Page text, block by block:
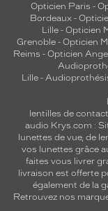
Opticien Paris -
Bordeaux-
Lille - Opticien
Grenoble - Opticien
Reims - Opticien
Lille-
lentilles de contact
audio Krys.com :
lunettes de vue, de
vos lunettes grâce
faites vous livrer
livraison est offerte
également de la
Retrouvez nos